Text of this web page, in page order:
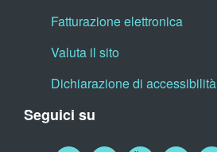
Fatturazione elettronica
Valuta il sito
Dichiarazione di accessibilità
Seguici su